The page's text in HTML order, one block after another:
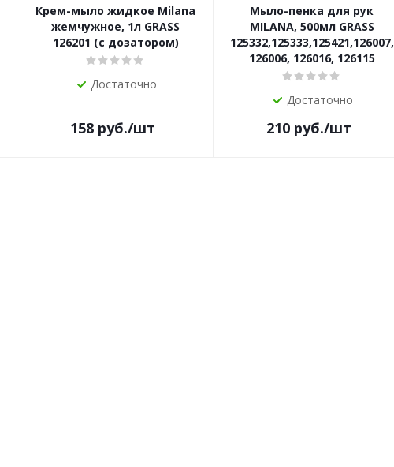
Крем-мыло жидкое Milana
жемчужное, 1л GRASS
126201 (с дозатором)
Достаточно
158 руб./шт
Мыло-пенка для рук
MILANA, 500мл GRASS
125332,125333,125421,126007,
126006, 126016, 126115
Достаточно
210 руб./шт